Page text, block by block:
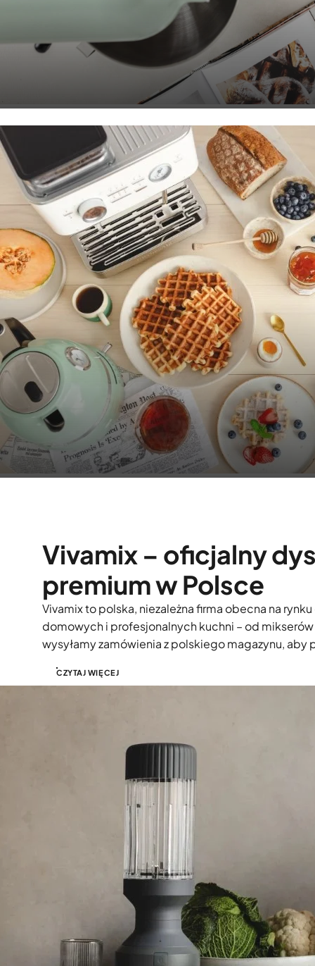
Vivamix – oficjalny
premium w Polsce
Vivamix to polska, niezależna firma obecna na
domowych i profesjonalnych kuchni – od
wysyłamy zamówienia z polskiego magazynu, aby
CZYTAJ WIĘCEJ